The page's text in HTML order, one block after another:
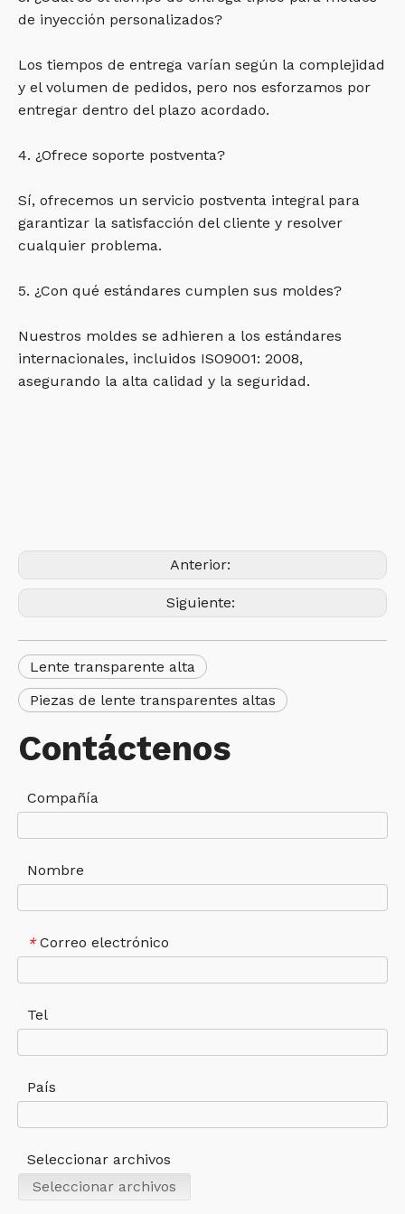
de inyección personalizados?
Los tiempos de entrega varían según la complejidad
y el volumen de pedidos, pero nos esforzamos por
entregar dentro del plazo acordado.
4. ¿Ofrece soporte postventa?
Sí, ofrecemos un servicio postventa integral para
garantizar la satisfacción del cliente y resolver
cualquier problema.
5. ¿Con qué estándares cumplen sus moldes?
Nuestros moldes se adhieren a los estándares
internacionales, incluidos ISO9001: 2008,
asegurando la alta calidad y la seguridad.
Anterior:
Siguiente:
Lente transparente alta
Piezas de lente transparentes altas
Contáctenos
Compañía
Nombre
* Correo electrónico
Tel
País
Seleccionar archivos
Seleccionar archivos